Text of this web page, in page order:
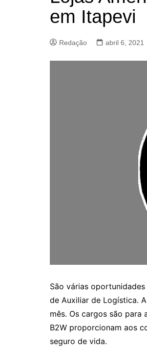
em Itapevi
Redação abril 6, 2021
São várias
de Auxiliar de Logística.
mês. Os cargos são para
B2W proporcionam aos
seguro de vida.